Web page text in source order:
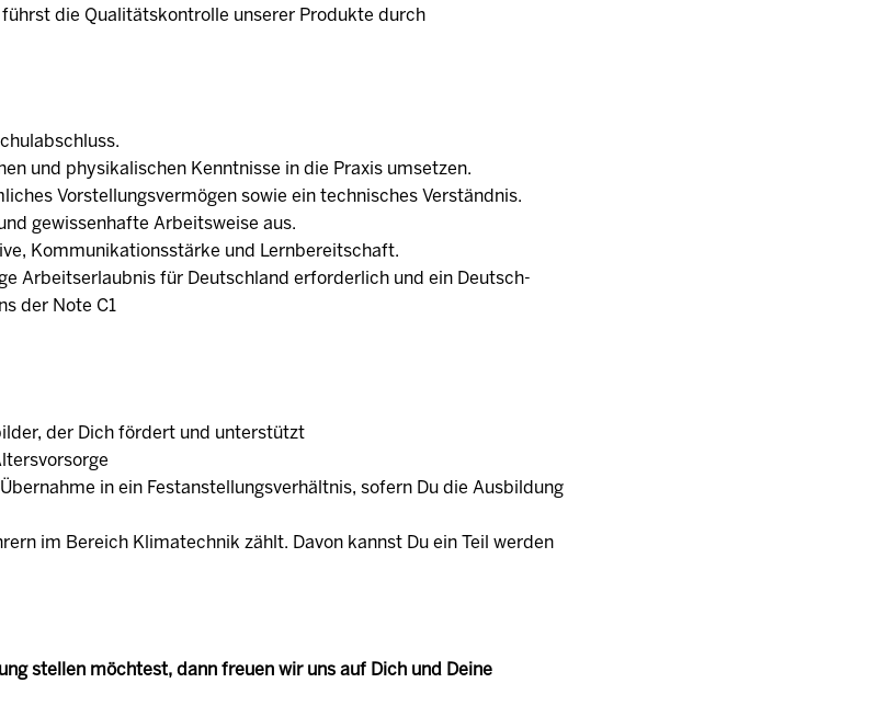
die Qualitätskontrolle unserer Produkte durch
und physikalischen Kenntnisse in die Praxis umsetzen.
Vorstellungsvermögen sowie ein technisches Verständnis.
gewissenhafte Arbeitsweise aus.
Kommunikationsstärke und Lernbereitschaft.
Arbeitserlaubnis für Deutschland erforderlich und ein Deutsch-
der Note C1
der Dich fördert und unterstützt
in ein Festanstellungsverhältnis, sofern Du die Ausbildung
im Bereich Klimatechnik zählt. Davon kannst Du ein Teil werden
stellen möchtest, dann freuen wir uns auf Dich und Deine